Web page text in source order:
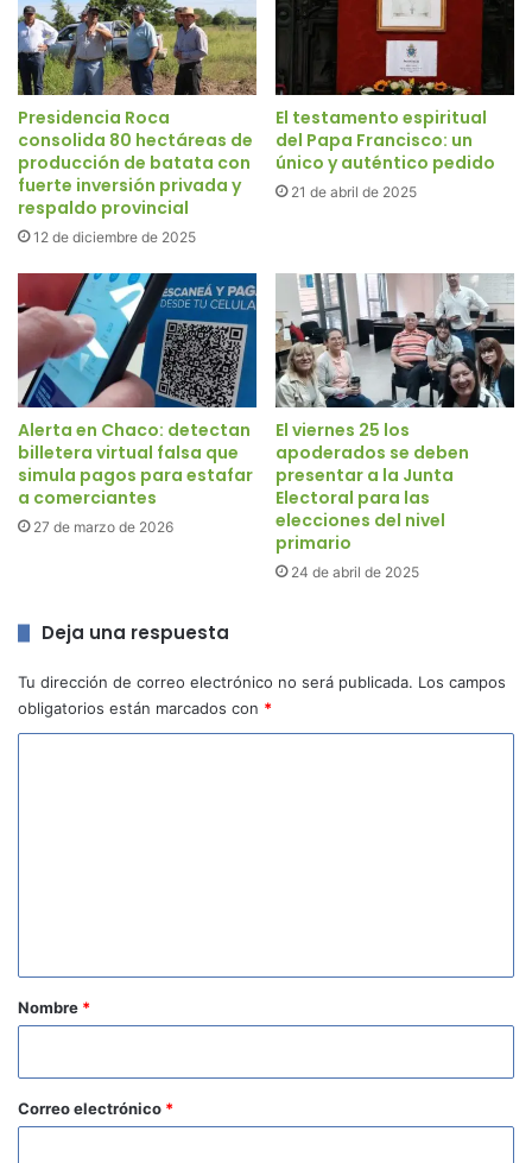
Presidencia Roca
consolida 80 hectáreas de
producción de batata con
fuerte inversión privada y
respaldo provincial
12 de diciembre de 2025
El testamento espiritual
del Papa Francisco: un
único y auténtico pedido
21 de abril de 2025
Alerta en Chaco: detectan
billetera virtual falsa que
simula pagos para estafar
a comerciantes
27 de marzo de 2026
El viernes 25 los
apoderados se deben
presentar a la Junta
Electoral para las
elecciones del nivel
primario
24 de abril de 2025
Deja una respuesta
Tu dirección de correo electrónico no será publicada. Los campos
obligatorios están marcados con *
r
o
*
Nombre *
Correo electrónico *